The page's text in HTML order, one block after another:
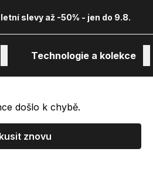
slevy až -50% - jen do 9.8.
Technologie a kolekce
došlo k chybě.
znovu